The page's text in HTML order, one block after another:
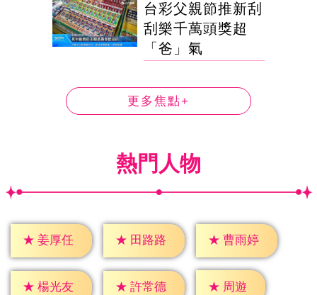
台彩父親節推新刮
刮樂千萬頭獎超
「爸」氣
更多焦點+
熱門人物
★ 姜厚任 ★ 田路路 ★ 曹雨婷
★ 楊光友 ★ 許常德 ★ 周遊